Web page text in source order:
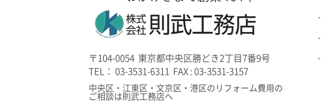
〒104-0054 東京都中央区勝どき2丁目7番9号
TEL： 03-3531-6311 FAX : 03-3531-3157
中央区・江東区・文京区・港区のリフォーム費用の
ご相談は則武工務店へ